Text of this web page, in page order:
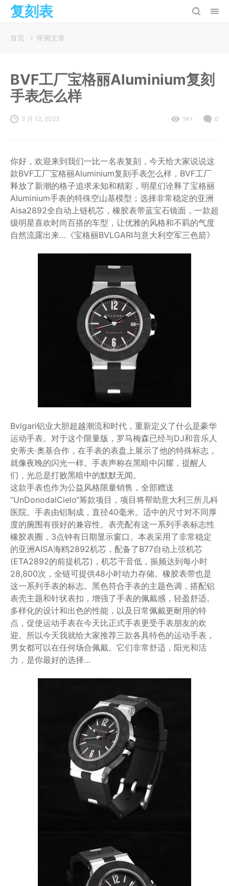
复刻表
首页 评测文章
BVF工厂宝格丽Aluminium复刻
手表怎么样
3 月 12, 2023 1K+ 0
你好，欢迎来到我们一比一名表复刻，今天给大家说说这
款BVF工厂宝格丽Aluminium复刻手表怎么样，BVF工厂
释放了新潮的格子追求未知和精彩，明星们诠释了宝格丽
Aluminium手表的特殊空山基模型；选择非常稳定的亚洲
Aisa2892全自动上链机芯，橡胶表带蓝宝石镜面，一款超
级明星喜欢时尚百搭的车型，让优雅的风格和不羁的气度
自然流露出来…《宝格丽BVLGARI与意大利空军三色箭》
Bvlgari铝业大胆超越潮流和时代，重新定义了什么是豪华
运动手表。对于这个限量版，罗马梅森已经与DJ和音乐人
史蒂夫·奥基合作，在手表的表盘上展示了他的特殊标志，
就像夜晚的闪光一样。手表声称在黑暗中闪耀，提醒人
们，光总是打败黑暗中的默默无闻。
这款手表也作为公益风格限量销售，全部赠送
“UnDonodalCielo“筹款项目，项目将帮助意大利三所儿科
医院。手表由铝制成，直径40毫米。适中的尺寸对不同厚
度的腕围有很好的兼容性。表壳配有这一系列手表标志性
橡胶表圈，3点钟有日期显示窗口。本表采用了非常稳定
的亚洲AISA海鸥2892机芯，配备了B77自动上弦机芯
(ETA2892的前提机芯)，机芯干音低，振频达到每小时
28,800次，全链可提供48小时动力存储。橡胶表带也是
这一系列手表的标志。黑色符合手表的主题色调，搭配铝
表壳主题和针状表扣，增强了手表的佩戴感，轻盈舒适。
多样化的设计和出色的性能，以及日常佩戴更耐用的特
点，促使运动手表在今天比正式手表更受手表朋友的欢
迎。所以今天我就给大家推荐三款各具特色的运动手表，
男女都可以在任何场合佩戴。它们非常舒适，阳光和活
力，是你最好的选择…